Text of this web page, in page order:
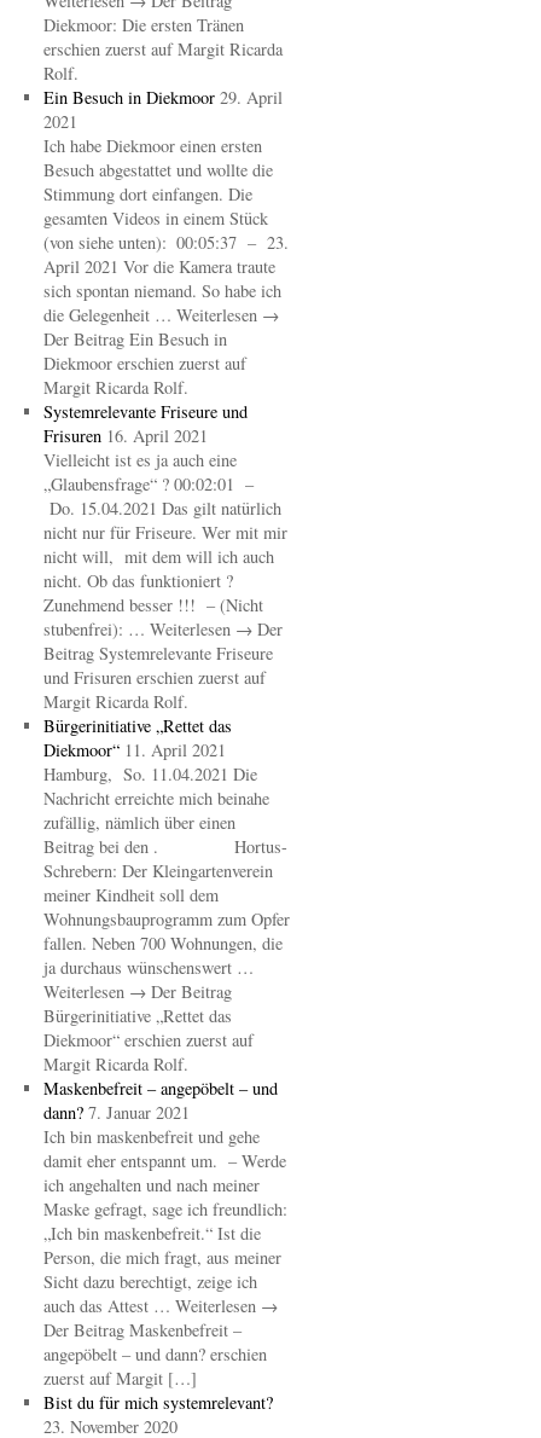
Diekmoor: Die ersten Tränen
erschien zuerst auf Margit Ricarda
Rolf.
Ein Besuch in Diekmoor 29. April
2021
Ich habe Diekmoor einen ersten
Besuch abgestattet und wollte die
Stimmung dort einfangen. Die
gesamten Videos in einem Stück
(von siehe unten): 00:05:37 – 23.
April 2021 Vor die Kamera traute
sich spontan niemand. So habe ich
die Gelegenheit … Weiterlesen →
Der Beitrag Ein Besuch in
Diekmoor erschien zuerst auf
Margit Ricarda Rolf.
Systemrelevante Friseure und
Frisuren 16. April 2021
Vielleicht ist es ja auch eine
„Glaubensfrage“ ? 00:02:01 –
Do. 15.04.2021 Das gilt natürlich
nicht nur für Friseure. Wer mit mir
nicht will, mit dem will ich auch
nicht. Ob das funktioniert ?
Zunehmend besser !!! – (Nicht
stubenfrei): … Weiterlesen → Der
Beitrag Systemrelevante Friseure
und Frisuren erschien zuerst auf
Margit Ricarda Rolf.
Bürgerinitiative „Rettet das
Diekmoor“ 11. April 2021
Hamburg, So. 11.04.2021 Die
Nachricht erreichte mich beinahe
zufällig, nämlich über einen
Beitrag bei den . Hortus-
Schrebern: Der Kleingartenverein
meiner Kindheit soll dem
Wohnungsbauprogramm zum Opfer
fallen. Neben 700 Wohnungen, die
ja durchaus wünschenswert …
Weiterlesen → Der Beitrag
Bürgerinitiative „Rettet das
Diekmoor“ erschien zuerst auf
Margit Ricarda Rolf.
Maskenbefreit – angepöbelt – und
dann? 7. Januar 2021
Ich bin maskenbefreit und gehe
damit eher entspannt um. – Werde
ich angehalten und nach meiner
Maske gefragt, sage ich freundlich:
„Ich bin maskenbefreit.“ Ist die
Person, die mich fragt, aus meiner
Sicht dazu berechtigt, zeige ich
auch das Attest … Weiterlesen →
Der Beitrag Maskenbefreit –
angepöbelt – und dann? erschien
zuerst auf Margit […]
Bist du für mich systemrelevant?
23. November 2020